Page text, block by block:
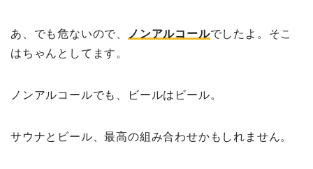
あ、でも危ないので、 ノンアルコールでしたよ。そこ
はちゃんとしてます。
ノンアルコールでも、ビールはビール。
サウナとビール、最高の組み合わせかもしれません。